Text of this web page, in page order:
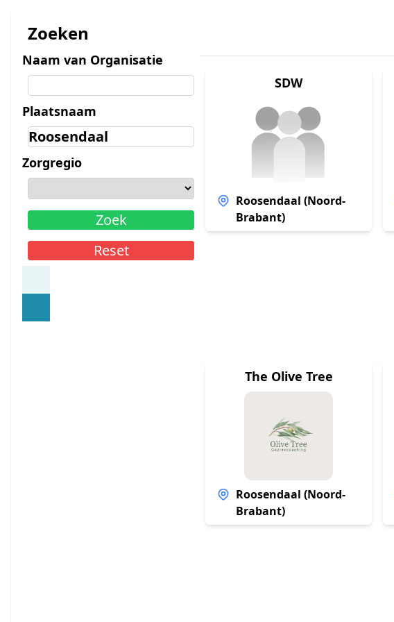
Zoeken
Naam van Organisatie
Plaatsnaam
Zorgregio
Zoek
Reset
SDW
Roosendaal (Noord-
Brabant)
The Olive Tree
Roosendaal (Noord-
Brabant)